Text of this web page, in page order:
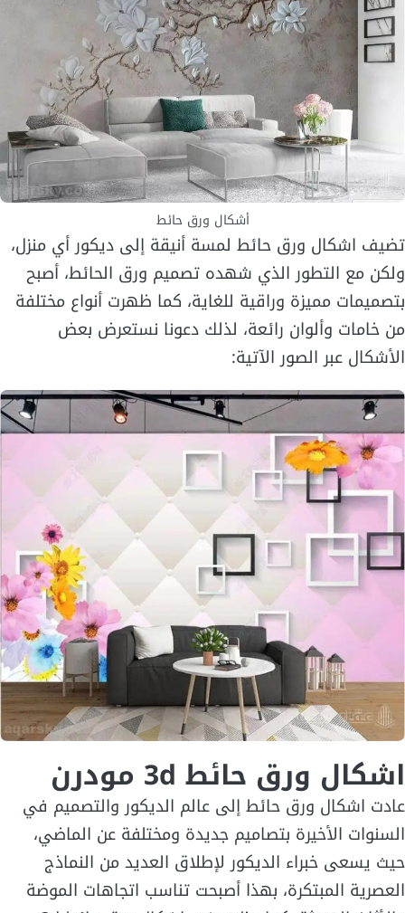
أشكال ورق حائط
تضيف اشكال ورق حائط لمسة أنيقة إلى ديكور أي منزل،
ولكن مع التطور الذي شهده تصميم ورق الحائط، أصبح
بتصميمات مميزة وراقية للغاية، كما ظهرت أنواع مختلفة
من خامات وألوان رائعة، لذلك دعونا نستعرض بعض
الأشكال عبر الصور الآتية:
اشكال ورق حائط 3d مودرن
عادت اشكال ورق حائط إلى عالم الديكور والتصميم في
السنوات الأخيرة بتصاميم جديدة ومختلفة عن الماضي،
حيث يسعى خبراء الديكور لإطلاق العديد من النماذج
العصرية المبتكرة، بهذا أصبحت تناسب اتجاهات الموضة